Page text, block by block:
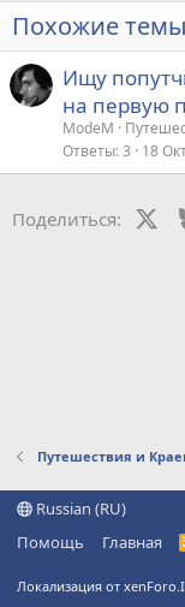
Похожие темы
Ищу
на первую
ModeM
Ответы 3 18
Поделиться:
Путешествия и
Russian (RU)
Помощь
Главная
Локализация от